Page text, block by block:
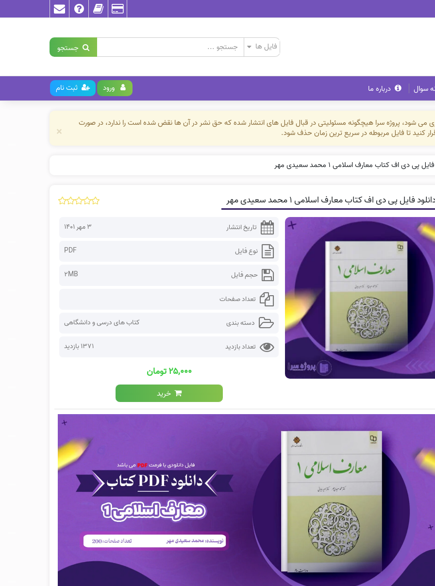
جستجو
سوال درباره ما ورود ثبت نام
می شود، پروژه سرا هیچگونه مسئولیتی در قبال فایل های انتشار شده که حق نشر در آن ها نقض شده است را ندارد، در صورت
کنید تا فایل مربوطه در سریع ترین زمان حذف شود.
×
پی دی اف کتاب معارف اسلامی ۱ محمد سعیدی مهر
فایل پی دی اف کتاب معارف اسلامی ۱ محمد سعیدی مهر
تاریخ انتشار ۳ مهر ۱۴۰۱
نوع فایل PDF
حجم فایل 2MB
تعداد صفحات
دسته بندی کتاب های درسی و دانشگاهی
تعداد بازدید 1371 بازدید
۲۵,۰۰۰ تومان
خرید